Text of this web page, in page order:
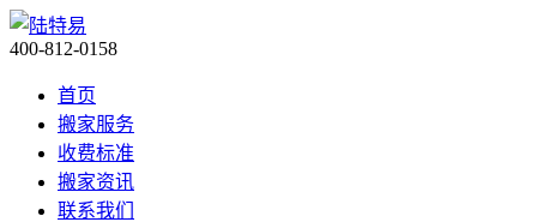
400-812-0158
首页
搬家服务
收费标准
搬家资讯
联系我们